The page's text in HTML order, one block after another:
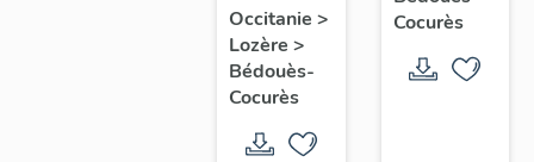
Occitanie >
Lozère >
Bédouès-
Cocurès
Cocurès